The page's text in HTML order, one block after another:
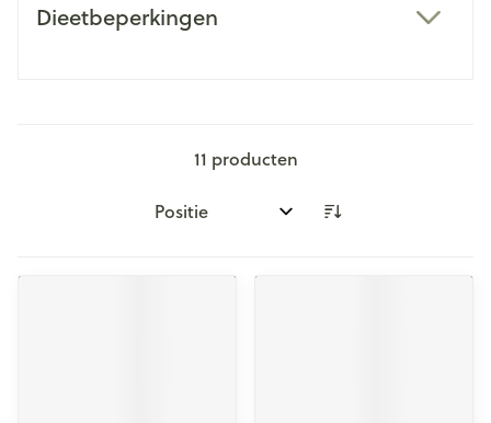
Dieetbeperkingen
11 producten
Sorteer op: